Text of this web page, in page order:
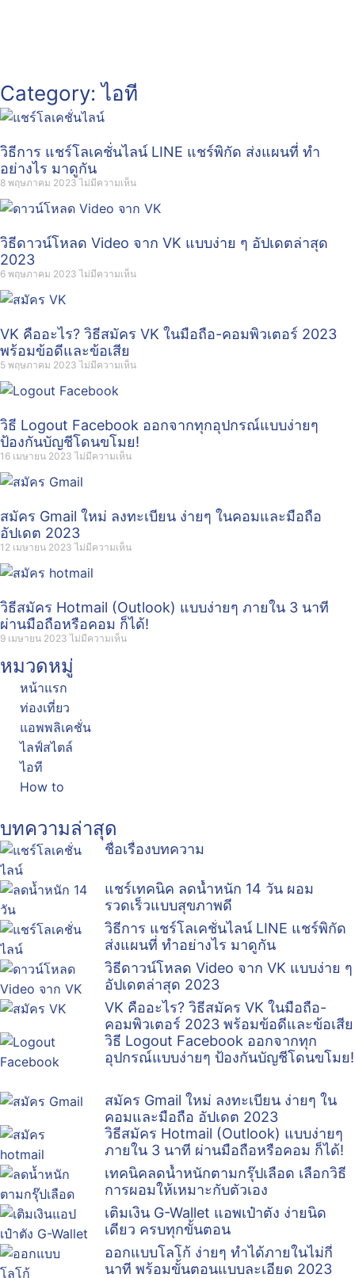
Category: ไอที
วิธีการ แชร์โลเคชั่นไลน์ LINE แชร์พิกัด ส่งแผนที่ ทำ
อย่างไร มาดูกัน
8 พฤษภาคม 2023ไม่มีความเห็น
วิธีดาวน์โหลด Video จาก VK แบบง่าย ๆ อัปเดตล่าสุด
2023
6 พฤษภาคม 2023ไม่มีความเห็น
VK คืออะไร? วิธีสมัคร VK ในมือถือ-คอมพิวเตอร์ 2023
พร้อมข้อดีและข้อเสีย
5 พฤษภาคม 2023ไม่มีความเห็น
วิธี Logout Facebook ออกจากทุกอุปกรณ์แบบง่ายๆ
ป้องกันบัญชีโดนขโมย!
16 เมษายน 2023ไม่มีความเห็น
สมัคร Gmail ใหม่ ลงทะเบียน ง่ายๆ ในคอมและมือถือ
อัปเดต 2023
12 เมษายน 2023ไม่มีความเห็น
วิธีสมัคร Hotmail (Outlook) แบบง่ายๆ ภายใน 3 นาที
ผ่านมือถือหรือคอม ก็ได้!
9 เมษายน 2023ไม่มีความเห็น
หมวดหมู่
หน้าแรก
ท่องเที่ยว
แอพพลิเคชั่น
ไลฟ์สไตล์
ไอที
How to
บทความล่าสุด
ชื่อเรื่องบทความ
แชร์เทคนิค ลดน้ำหนัก 14 วัน ผอม
รวดเร็วแบบสุขภาพดี
วิธีการ แชร์โลเคชั่นไลน์ LINE แชร์พิกัด
ส่งแผนที่ ทำอย่างไร มาดูกัน
วิธีดาวน์โหลด Video จาก VK แบบง่าย ๆ
อัปเดตล่าสุด 2023
VK คืออะไร? วิธีสมัคร VK ในมือถือ-
คอมพิวเตอร์ 2023 พร้อมข้อดีและข้อเสีย
วิธี Logout Facebook ออกจากทุก
อุปกรณ์แบบง่ายๆ ป้องกันบัญชีโดนขโมย!
สมัคร Gmail ใหม่ ลงทะเบียน ง่ายๆ ใน
คอมและมือถือ อัปเดต 2023
วิธีสมัคร Hotmail (Outlook) แบบง่ายๆ
ภายใน 3 นาที ผ่านมือถือหรือคอม ก็ได้!
เทคนิคลดน้ำหนักตามกรุ๊ปเลือด เลือกวิธี
การผอมให้เหมาะกับตัวเอง
เติมเงิน G-Wallet แอพเป๋าตัง ง่ายนิด
เดียว ครบทุกขั้นตอน
ออกแบบโลโก้ ง่ายๆ ทำได้ภายในไม่กี่
นาที พร้อมขั้นตอนแบบละเอียด 2023